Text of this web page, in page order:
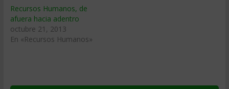
Recursos Humanos, de
afuera hacia adentro
octubre 21, 2013
En «Recursos Humanos»